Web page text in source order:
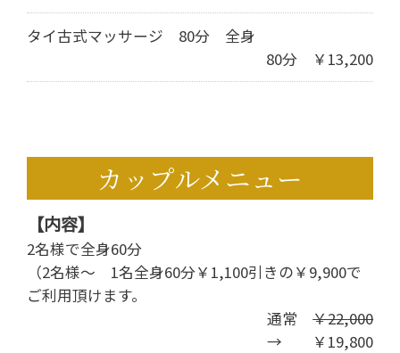
タイ古式マッサージ 80分 全身
80分 ￥13,200
カップルメニュー
【内容】
2名様で全身60分
（2名様～ 1名全身60分￥1,100引きの￥9,900で
ご利用頂けます。
通常￥22,000
→ ￥19,800